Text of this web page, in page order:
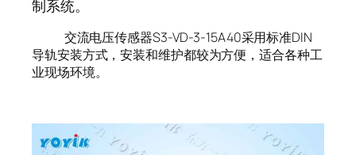
制系统。
交流电压传感器S3-VD-3-15A40采用标准DIN
导轨安装方式，安装和维护都较为方便，适合各种工
业现场环境。